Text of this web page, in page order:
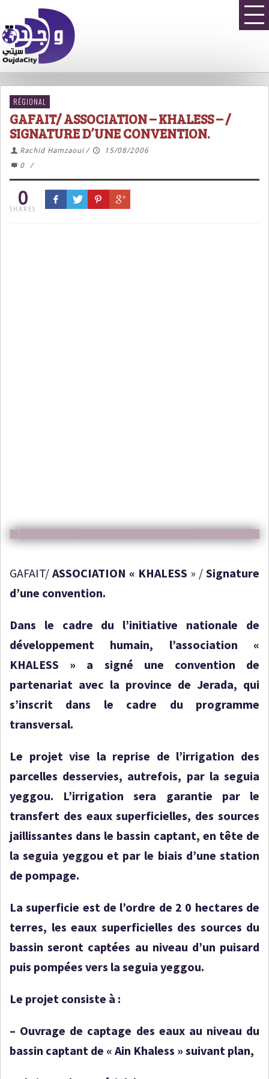
RÉGIONAL
GAFAIT/ ASSOCIATION – KHALESS – /
SIGNATURE D’UNE CONVENTION.
Rachid Hamzaoui /
15/08/2006
0
/
0
SHARES
GAFAIT/ ASSOCIATION « KHALESS » / Signature
d’une convention.
Dans le cadre du l’initiative nationale de
développement humain, l’association «
KHALESS » a signé une convention de
partenariat avec la province de Jerada, qui
s’inscrit dans le cadre du programme
transversal.
Le projet vise la reprise de l’irrigation des
parcelles desservies, autrefois, par la seguia
yeggou. L’irrigation sera garantie par le
transfert des eaux superficielles, des sources
jaillissantes dans le bassin captant, en tête de
la seguia yeggou et par le biais d’une station
de pompage.
La superficie est de l’ordre de 2 0 hectares de
terres, les eaux superficielles des sources du
bassin seront captées au niveau d’un puisard
puis pompées vers la seguia yeggou.
Le projet consiste à :
– Ouvrage de captage des eaux au niveau du
bassin captant de « Ain Khaless » suivant plan,